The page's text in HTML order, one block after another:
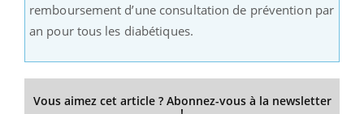
remboursement d’une consultation de prévention par
an pour tous les diabétiques.
Vous aimez cet article ? Abonnez-vous à la newsletter